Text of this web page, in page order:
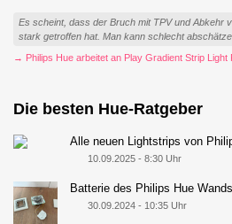
Es scheint, dass der Bruch mit TPV und Abkehr
stark getroffen hat. Man kann schlecht
→ Philips Hue arbeitet an Play Gradient Strip Light
Die besten Hue-Ratgeber
Alle neuen Lightstrips von
10.09.2025 - 8:30 Uhr
Batterie des Philips Hue
30.09.2024 - 10:35 Uhr